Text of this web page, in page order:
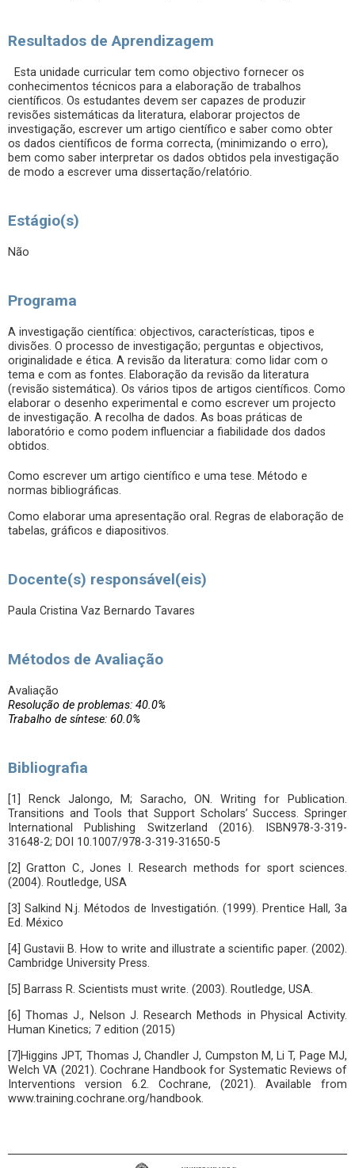
Resultados de Aprendizagem
Esta unidade curricular tem como objectivo fornecer os
conhecimentos técnicos para a elaboração de trabalhos
científicos. Os estudantes devem ser capazes de produzir
revisões sistemáticas da literatura, elaborar projectos de
investigação, escrever um artigo científico e saber como obter
os dados científicos de forma correcta, (minimizando o erro),
bem como saber interpretar os dados obtidos pela investigação
de modo a escrever uma dissertação/relatório.
Estágio(s)
Não
Programa
A investigação científica: objectivos, características, tipos e
divisões. O processo de investigação; perguntas e objectivos,
originalidade e ética. A revisão da literatura: como lidar com o
tema e com as fontes. Elaboração da revisão da literatura
(revisão sistemática). Os vários tipos de artigos científicos. Como
elaborar o desenho experimental e como escrever um projecto
de investigação. A recolha de dados. As boas práticas de
laboratório e como podem influenciar a fiabilidade dos dados
obtidos.
Como escrever um artigo científico e uma tese. Método e
normas bibliográficas.
Como elaborar uma apresentação oral. Regras de elaboração de
tabelas, gráficos e diapositivos.
Docente(s) responsável(eis)
Paula Cristina Vaz Bernardo Tavares
Métodos de Avaliação
Avaliação
Resolução de problemas: 40.0%
Trabalho de síntese: 60.0%
Bibliografia
[1] Renck Jalongo, M; Saracho, ON. Writing for Publication.
Transitions and Tools that Support Scholars’ Success. Springer
International Publishing Switzerland (2016). ISBN978-3-319-
31648-2; DOI 10.1007/978-3-319-31650-5
[2] Gratton C., Jones I. Research methods for sport sciences.
(2004). Routledge, USA
[3] Salkind N.j. Métodos de Investigatión. (1999). Prentice Hall, 3a
Ed. México
[4] Gustavii B. How to write and illustrate a scientific paper. (2002).
Cambridge University Press.
[5] Barrass R. Scientists must write. (2003). Routledge, USA.
[6] Thomas J., Nelson J. Research Methods in Physical Activity.
Human Kinetics; 7 edition (2015)
[7]Higgins JPT, Thomas J, Chandler J, Cumpston M, Li T, Page MJ,
Welch VA (2021). Cochrane Handbook for Systematic Reviews of
Interventions version 6.2. Cochrane, (2021). Available from
www.training.cochrane.org/handbook.